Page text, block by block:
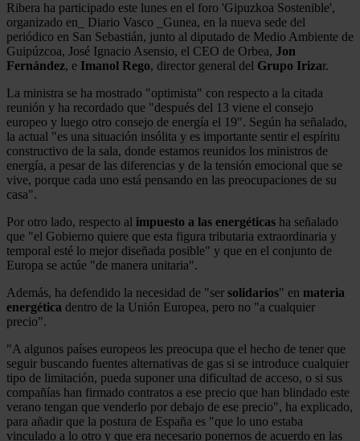
Ribera ha participado este lunes en el foro 'Gipuzkoa Sostenible',
organizado en_ Diario Vasco _Gunea, en la nueva sede del
periódico en San Sebastián, junto al diputado de Medio Ambiente de
Guipúzcoa, José Ignacio Asensio, el CEO de Orbea, Jon
Fernández, e Imanol Rego, director general del Grupo Irizar.
La ministra se ha mostrado "optimista" con respecto a la citada
reunión y ha recordado que "después del 13 viene el consejo
europeo y luego otro consejo de energía el 19". Según ha señalado,
la actual "es una situación insólita y es importante sentir el espíritu
constructivo de la sala, donde estamos reunidos los ministros de
energía, a pesar de las diferencias y de la tensión emocional que se
vive, porque cada uno está pensando en las preocupaciones de su
casa".
Por otro lado, respecto al impuesto a las energéticas ha señalado
que "el Gobierno quiere que esta figura tributaria extraordinaria y
temporal esté lo mejor diseñada posible" y que en el conjunto de
Europa se actúe "de manera unitaria".
Además, ha defendido la necesidad de "ser solidarios" en materia
energética dentro de la Unión Europea, pero no "a cualquier
precio".
"A algunos países europeos les preocupa que el hecho de tener que
seguir buscando fuentes alternativas de gas si se introduce cualquier
tipo de limitación, pueda suponer una dificultad de acceso, o si sus
compañías han firmado contratos a ese precio que han blindado este
verano tengan que venderlo por debajo de ese precio", ha explicado,
para añadir que la postura de España es "que lo uno estaba
vinculado a lo otro y que era necesario ponernos de acuerdo en las